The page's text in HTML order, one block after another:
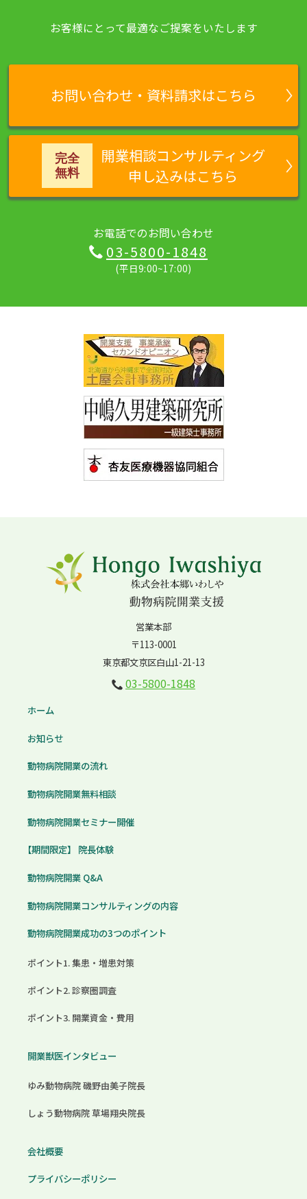
お客様にとって最適なご提案をいたします
お問い合わせ・資料請求はこちら
開業相談コンサルティング
申し込みはこちら
お電話でのお問い合わせ
03-5800-1848
(平日9:00~17:00)
営業本部
〒113-0001
東京都文京区白山1-21-13
03-5800-1848
ホーム
お知らせ
動物病院開業の流れ
動物病院開業無料相談
動物病院開業セミナー開催
【期間限定】 院長体験
動物病院開業 Q&A
動物病院開業コンサルティングの内容
動物病院開業成功の3つのポイント
ポイント1. 集患・増患対策
ポイント2. 診察圏調査
ポイント3. 開業資金・費用
開業獣医インタビュー
ゆみ動物病院 磯野由美子院長
しょう動物病院 草場翔央院長
会社概要
プライバシーポリシー